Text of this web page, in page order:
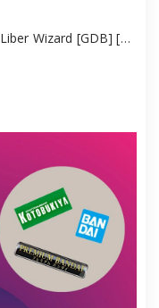
Mô hình Bandai 30MF Liber Wizard [GDB] [30MF]